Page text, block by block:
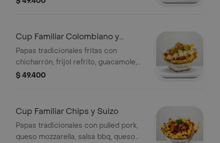
Cup Familiar Colombiano y
Argentino
Papas tradicionales fritas con
chicharrón, frijol refrito, guacamole,
pico de gallo, chorizo, lomito de
personas.
$ 49.400
Cup Familiar Chips y Suizo
Papas tradicionales con pulled pork,
queso mozzarella, salsa bbq, queso